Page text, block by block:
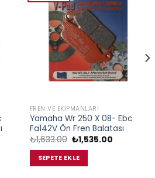
FREN VE EKIPMANLARI
Yamaha Wr 250 X 08- Ebc
Fa142V Ön Fren Balatası
₺1,633.00 Orijinal
fiyat:
₺1,633.00.
₺1,535.00Şu
SEPETE EKLE